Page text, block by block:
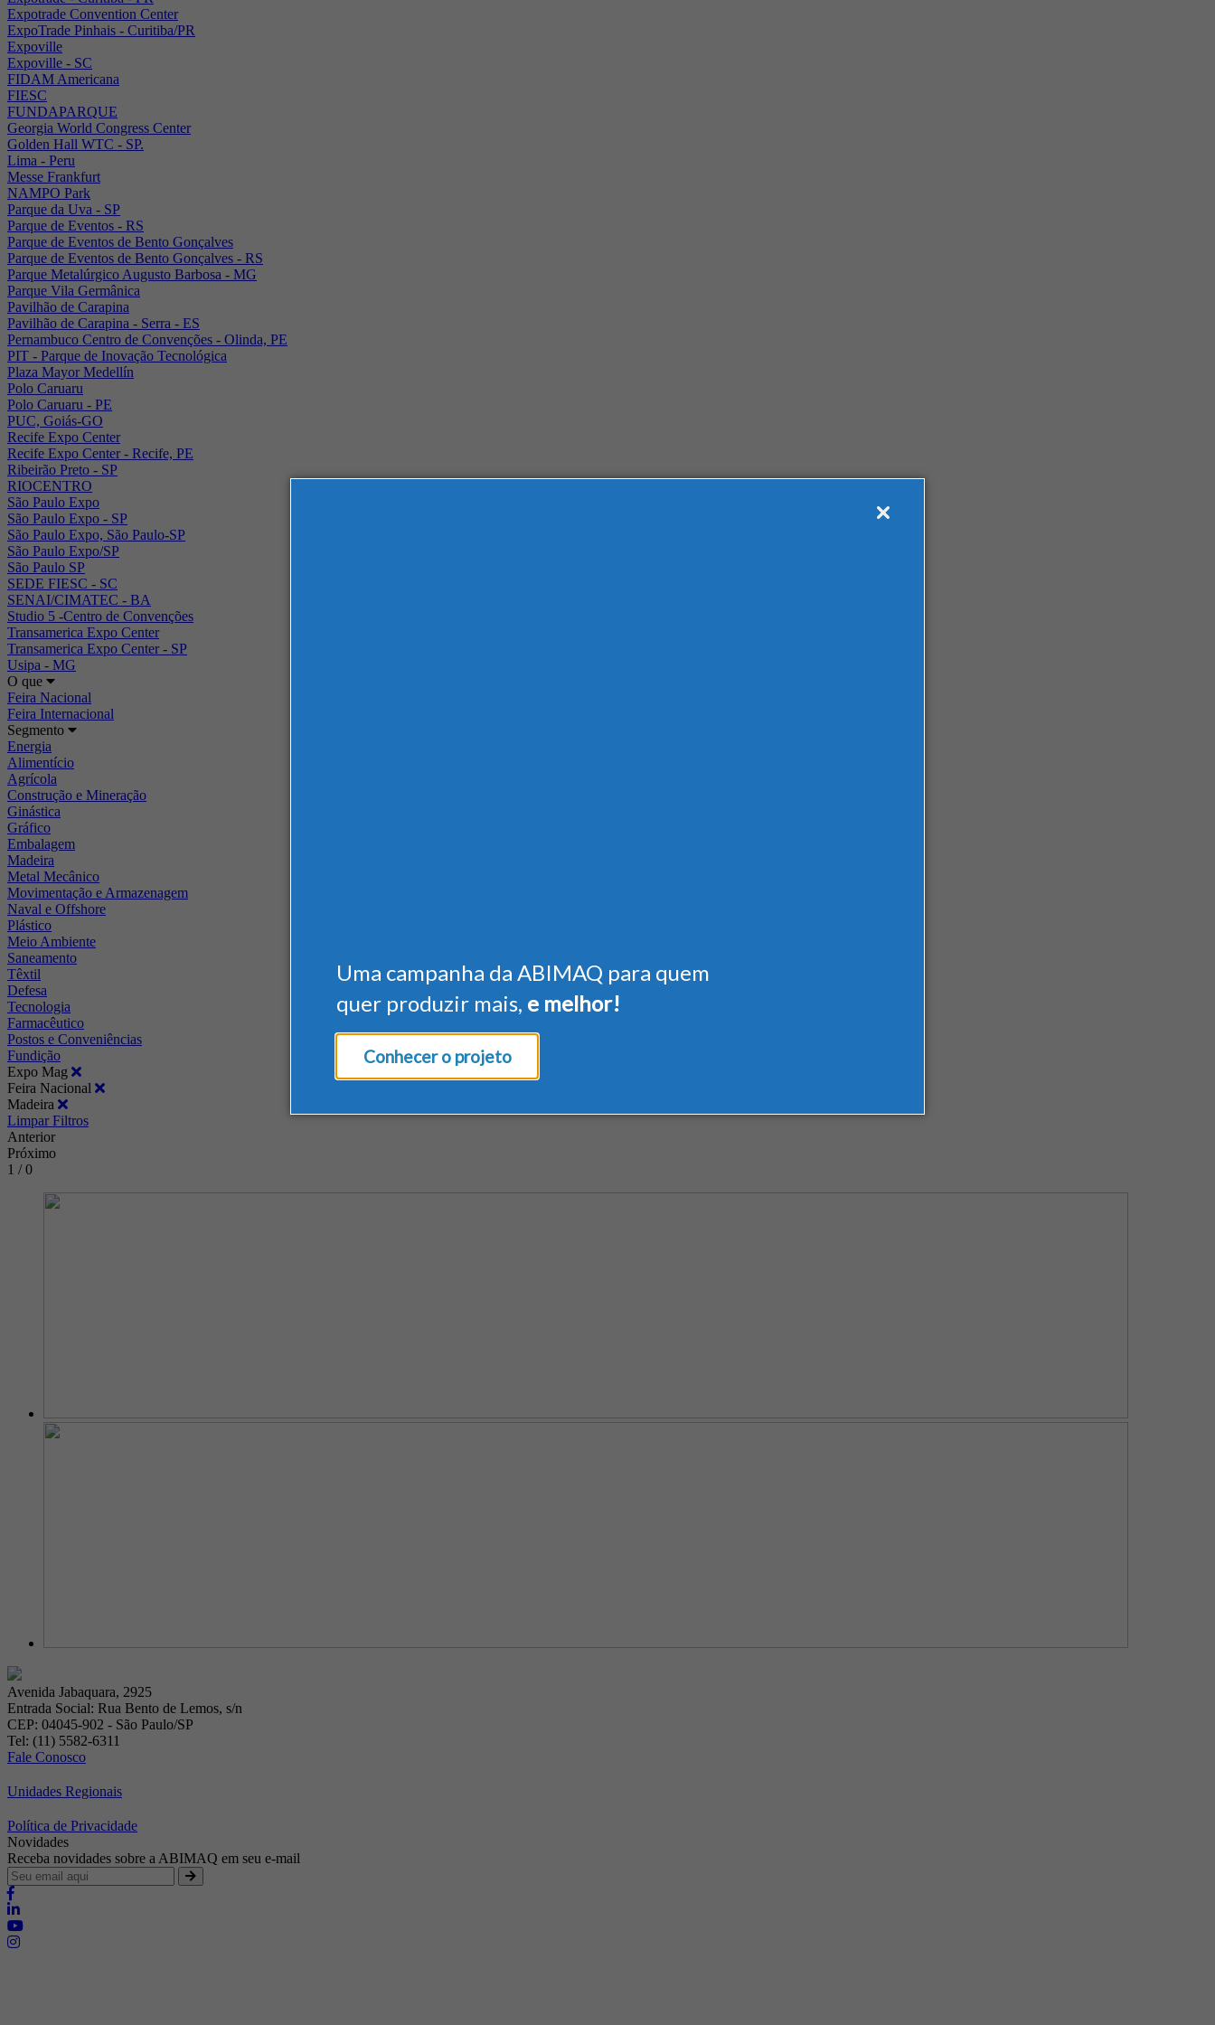
Uma campanha da ABIMAQ para quem
quer produzir mais, e melhor!
Conhecer o projeto
Expotrade Convention Center
ExpoTrade Pinhais - Curitiba/PR
Expoville
Expoville - SC
FIDAM Americana
FIESC
FUNDAPARQUE
Georgia World Congress Center
Golden Hall WTC - SP.
Lima - Peru
Messe Frankfurt
NAMPO Park
Parque da Uva - SP
Parque de Eventos - RS
Parque de Eventos de Bento Gonçalves
Parque de Eventos de Bento Gonçalves - RS
Parque Metalúrgico Augusto Barbosa - MG
Parque Vila Germânica
Pavilhão de Carapina
Pavilhão de Carapina - Serra - ES
Pernambuco Centro de Convenções - Olinda, PE
PIT - Parque de Inovação Tecnológica
Plaza Mayor Medellín
Polo Caruaru
Polo Caruaru - PE
PUC, Goiás-GO
Recife Expo Center
Recife Expo Center - Recife, PE
Ribeirão Preto - SP
RIOCENTRO
São Paulo Expo
São Paulo Expo - SP
São Paulo Expo, São Paulo-SP
São Paulo Expo/SP
São Paulo SP
SEDE FIESC - SC
SENAI/CIMATEC - BA
Studio 5 -Centro de Convenções
Transamerica Expo Center
Transamerica Expo Center - SP
Usipa - MG
O que
Feira Nacional
Feira Internacional
Segmento
Energia
Alimentício
Agrícola
Construção e Mineração
Ginástica
Gráfico
Embalagem
Madeira
Metal Mecânico
Movimentação e Armazenagem
Naval e Offshore
Plástico
Meio Ambiente
Saneamento
Têxtil
Defesa
Tecnologia
Farmacêutico
Postos e Conveniências
Fundição
Expo Mag
Feira Nacional
Madeira
Limpar Filtros
Anterior
Próximo
1 / 0
Avenida Jabaquara, 2925
Entrada Social: Rua Bento de Lemos, s/n
CEP: 04045-902 - São Paulo/SP
Tel: (11) 5582-6311
Fale Conosco
Unidades Regionais
Política de Privacidade
Novidades
Receba novidades sobre a ABIMAQ em seu e-mail